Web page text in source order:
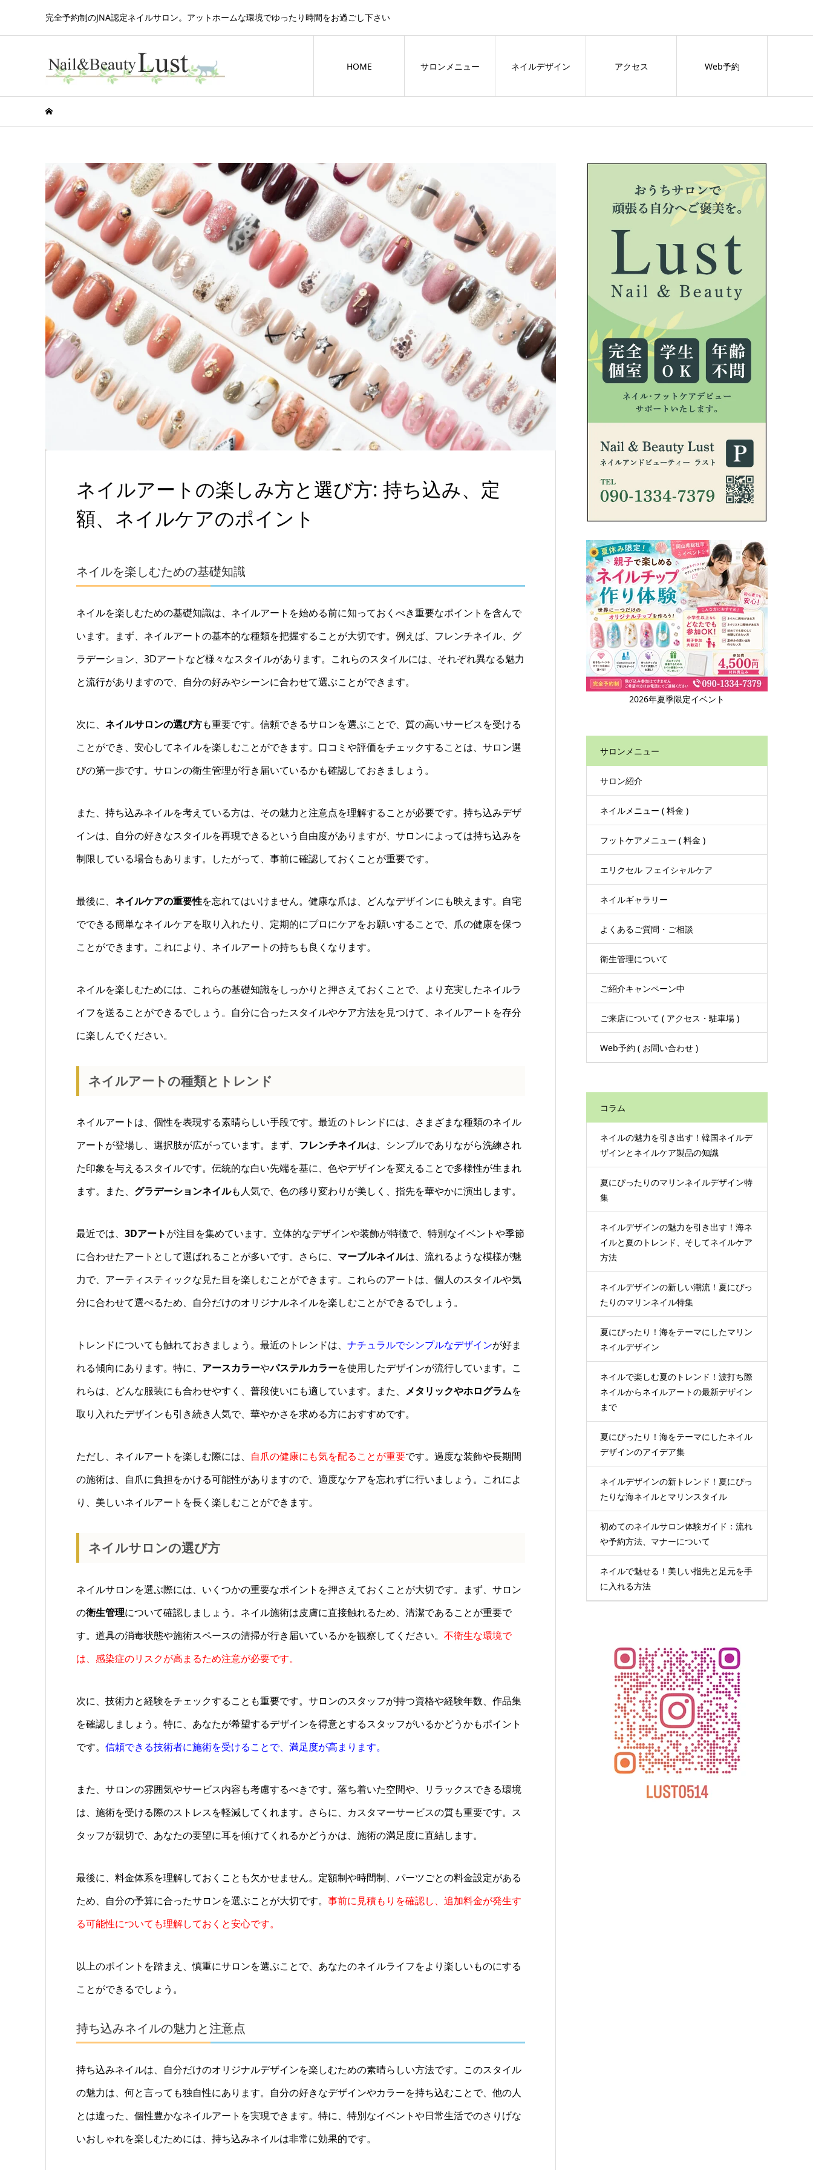
完全予約制のJNA認定ネイルサロン。アットホームな環境でゆったり時間をお過ごし下さい
HOME サロンメニュー ネイルデザイン アクセス Web予約
ネイルアートの楽しみ方と選び方: 持ち込み、定
額、ネイルケアのポイント
ネイルを楽しむための基礎知識
ネイルを楽しむための基礎知識は、ネイルアートを始める前に知っておくべき重要なポイントを含んで
います。まず、ネイルアートの基本的な種類を把握することが大切です。例えば、フレンチネイル、グ
ラデーション、3Dアートなど様々なスタイルがあります。これらのスタイルには、それぞれ異なる魅力
と流行がありますので、自分の好みやシーンに合わせて選ぶことができます。
次に、 ネイルサロンの選び方も重要です。信頼できるサロンを選ぶことで、質の高いサービスを受ける
ことができ、安心してネイルを楽しむことができます。口コミや評価をチェックすることは、サロン選
びの第一歩です。サロンの衛生管理が行き届いているかも確認しておきましょう。
また、持ち込みネイルを考えている方は、その魅力と注意点を理解することが必要です。持ち込みデザ
インは、自分の好きなスタイルを再現できるという自由度がありますが、サロンによっては持ち込みを
制限している場合もあります。したがって、事前に確認しておくことが重要です。
最後に、 ネイルケアの重要性を忘れてはいけません。健康な爪は、どんなデザインにも映えます。自宅
でできる簡単なネイルケアを取り入れたり、定期的にプロにケアをお願いすることで、爪の健康を保つ
ことができます。これにより、ネイルアートの持ちも良くなります。
ネイルを楽しむためには、これらの基礎知識をしっかりと押さえておくことで、より充実したネイルラ
イフを送ることができるでしょう。自分に合ったスタイルやケア方法を見つけて、ネイルアートを存分
に楽しんでください。
ネイルアートの種類とトレンド
ネイルアートは、個性を表現する素晴らしい手段です。最近のトレンドには、さまざまな種類のネイル
アートが登場し、選択肢が広がっています。まず、 フレンチネイルは、シンプルでありながら洗練され
た印象を与えるスタイルです。伝統的な白い先端を基に、色やデザインを変えることで多様性が生まれ
ます。また、 グラデーションネイルも人気で、色の移り変わりが美しく、指先を華やかに演出します。
最近では、 3Dアートが注目を集めています。立体的なデザインや装飾が特徴で、特別なイベントや季節
に合わせたアートとして選ばれることが多いです。さらに、 マーブルネイルは、流れるような模様が魅
力で、アーティスティックな見た目を楽しむことができます。これらのアートは、個人のスタイルや気
分に合わせて選べるため、自分だけのオリジナルネイルを楽しむことができるでしょう。
トレンドについても触れておきましょう。最近のトレンドは、 ナチュラルでシンプルなデザインが好ま
れる傾向にあります。特に、 アースカラーやパステルカラーを使用したデザインが流行しています。こ
れらは、どんな服装にも合わせやすく、普段使いにも適しています。また、 メタリックやホログラムを
取り入れたデザインも引き続き人気で、華やかさを求める方におすすめです。
ただし、ネイルアートを楽しむ際には、 自爪の健康にも気を配ることが重要です。過度な装飾や長期間
の施術は、自爪に負担をかける可能性がありますので、適度なケアを忘れずに行いましょう。これによ
り、美しいネイルアートを長く楽しむことができます。
ネイルサロンの選び方
ネイルサロンを選ぶ際には、いくつかの重要なポイントを押さえておくことが大切です。まず、サロン
の衛生管理について確認しましょう。ネイル施術は皮膚に直接触れるため、清潔であることが重要で
す。道具の消毒状態や施術スペースの清掃が行き届いているかを観察してください。 不衛生な環境で
は、感染症のリスクが高まるため注意が必要です。
次に、技術力と経験をチェックすることも重要です。サロンのスタッフが持つ資格や経験年数、作品集
を確認しましょう。特に、あなたが希望するデザインを得意とするスタッフがいるかどうかもポイント
です。 信頼できる技術者に施術を受けることで、満足度が高まります。
また、サロンの雰囲気やサービス内容も考慮するべきです。落ち着いた空間や、リラックスできる環境
は、施術を受ける際のストレスを軽減してくれます。さらに、カスタマーサービスの質も重要です。ス
タッフが親切で、あなたの要望に耳を傾けてくれるかどうかは、施術の満足度に直結します。
最後に、料金体系を理解しておくことも欠かせません。定額制や時間制、パーツごとの料金設定がある
ため、自分の予算に合ったサロンを選ぶことが大切です。 事前に見積もりを確認し、追加料金が発生す
る可能性についても理解しておくと安心です。
以上のポイントを踏まえ、慎重にサロンを選ぶことで、あなたのネイルライフをより楽しいものにする
ことができるでしょう。
持ち込みネイルの魅力と注意点
持ち込みネイルは、自分だけのオリジナルデザインを楽しむための素晴らしい方法です。このスタイル
の魅力は、何と言っても独自性にあります。自分の好きなデザインやカラーを持ち込むことで、他の人
とは違った、個性豊かなネイルアートを実現できます。特に、特別なイベントや日常生活でのさりげな
いおしゃれを楽しむためには、持ち込みネイルは非常に効果的です。
2026年夏季限定イベント
サロンメニュー
サロン紹介
ネイルメニュー ( 料金 )
フットケアメニュー ( 料金 )
エリクセル フェイシャルケア
ネイルギャラリー
よくあるご質問・ご相談
衛生管理について
ご紹介キャンペーン中
ご来店について ( アクセス・駐車場 )
Web予約 ( お問い合わせ )
コラム
ネイルの魅力を引き出す！韓国ネイルデ
ザインとネイルケア製品の知識
夏にぴったりのマリンネイルデザイン特
集
ネイルデザインの魅力を引き出す！海ネ
イルと夏のトレンド、そしてネイルケア
方法
ネイルデザインの新しい潮流！夏にぴっ
たりのマリンネイル特集
夏にぴったり！海をテーマにしたマリン
ネイルデザイン
ネイルで楽しむ夏のトレンド！波打ち際
ネイルからネイルアートの最新デザイン
まで
夏にぴったり！海をテーマにしたネイル
デザインのアイデア集
ネイルデザインの新トレンド！夏にぴっ
たりな海ネイルとマリンスタイル
初めてのネイルサロン体験ガイド：流れ
や予約方法、マナーについて
ネイルで魅せる！美しい指先と足元を手
に入れる方法